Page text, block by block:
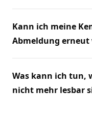
Kann ich meine
Abmeldung erneut
Was kann ich tun,
nicht mehr lesbar